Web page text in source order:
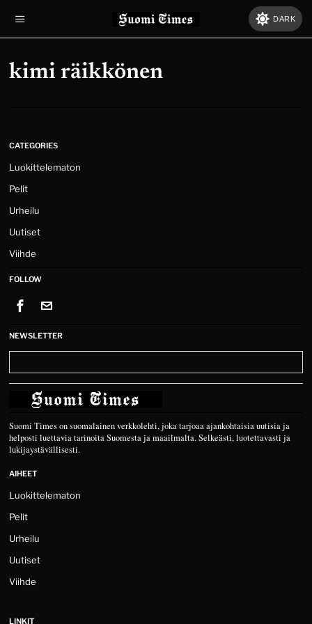
DARK
kimi räikkönen
CATEGORIES
Luokittelematon
Pelit
Urheilu
Uutiset
Viihde
FOLLOW
NEWSLETTER
Suomi Times on suomalainen verkkolehti, joka tarjoaa ajankohtaisia uutisia ja
helposti luettavia tarinoita Suomesta ja maailmalta. Selkeästi, luotettavasti ja
lukijaystävällisesti.
AIHEET
Luokittelematon
Pelit
Urheilu
Uutiset
Viihde
LINKIT